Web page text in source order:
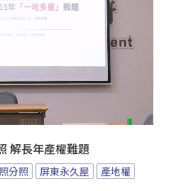
解長年產權難題
分照 屏東永久屋 產地權